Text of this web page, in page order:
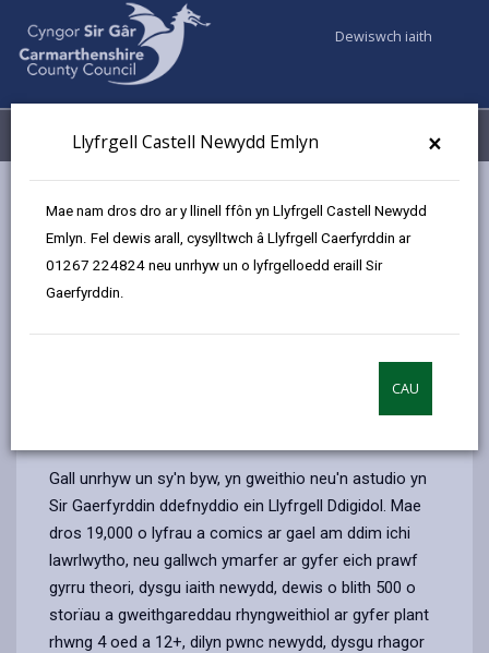
×
Llyfrgell Castell Newydd Emlyn
Mae nam dros dro ar y llinell ffôn yn Llyfrgell Castell Newydd
Emlyn. Fel dewis arall, cysylltwch â Llyfrgell Caerfyrddin ar
01267 224824 neu unrhyw un o lyfrgelloedd eraill Sir
Gaerfyrddin.
CAU
Dewiswch iaith
Dewislen Fy Nghyfrifon
page
by
email
page
on
Facebook,
opens
in
a
new
tab
page
on
X
(Twitter),
opens
in
a
new
on
Linked
new
tab
Gall unrhyw un sy'n byw, yn gweithio neu'n astudio yn
Sir Gaerfyrddin ddefnyddio ein Llyfrgell Ddigidol. Mae
dros 19,000 o lyfrau a comics ar gael am ddim ichi
lawrlwytho, neu gallwch ymarfer ar gyfer eich prawf
gyrru theori, dysgu iaith newydd, dewis o blith 500 o
storïau a gweithgareddau rhyngweithiol ar gyfer plant
rhwng 4 oed a 12+, dilyn pwnc newydd, dysgu rhagor